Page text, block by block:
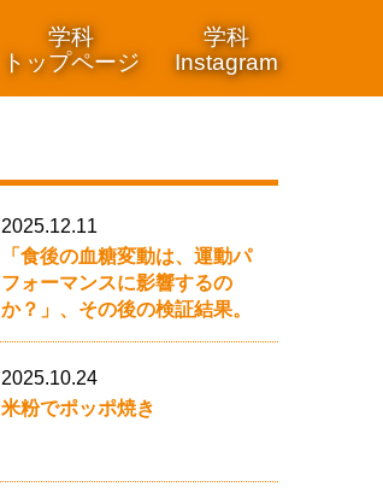
学科
トップページ
学科
Instagram
2025.12.11
「食後の血糖変動は、運動パ
フォーマンスに影響するの
か？」、その後の検証結果。
2025.10.24
米粉でポッポ焼き